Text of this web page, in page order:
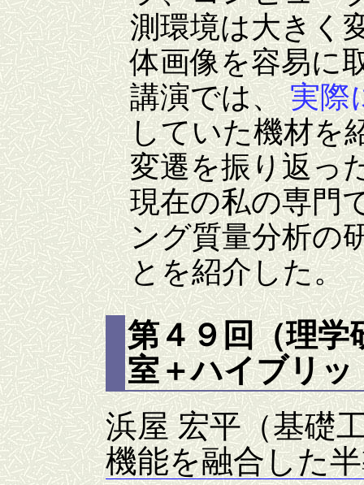
測環境は大きく
体画像を容易に
講演では、実際
していた機材を
変遷を振り返っ
現在の私の専門
ング質量分析の
とを紹介した。
第４９回（理学
室＋ハイブリ
浜屋 宏平（基礎
機能を融合した